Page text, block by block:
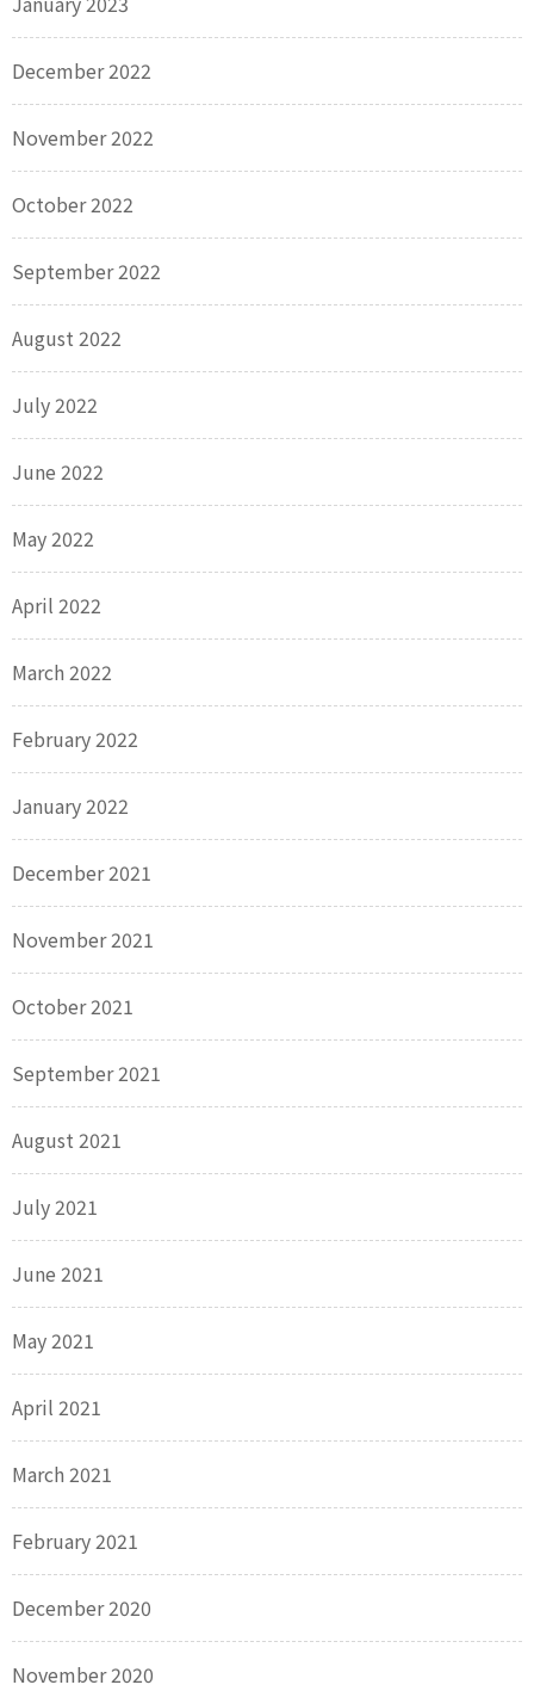
December 2022
November 2022
October 2022
September 2022
August 2022
July 2022
June 2022
May 2022
April 2022
March 2022
February 2022
January 2022
December 2021
November 2021
October 2021
September 2021
August 2021
July 2021
June 2021
May 2021
April 2021
March 2021
February 2021
December 2020
November 2020